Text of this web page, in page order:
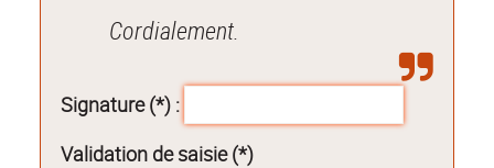
Cordialement.
Signature (*) :
Validation de saisie (*)